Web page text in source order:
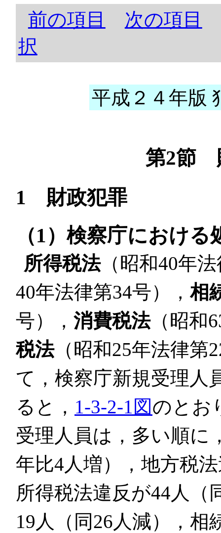
前の項目
次の項目
択
平成２４年版
第2節
1 財政犯罪
（1）検察庁における
所得税法（昭和40年
40年法律第34号），相
号）， 消費税法（昭和
税法（昭和25年法律第
て，検察庁新規受理人
ると， 1-3-2-1図のとお
受理人員は，多い順に
年比4人増），地方税
所得税法違反が44人（
19人（同26人減），相